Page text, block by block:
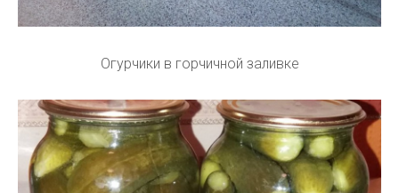
Огурчики в горчичной заливке